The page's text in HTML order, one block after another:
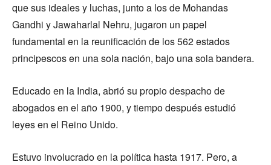
que sus ideales y luchas, junto a los de Mohandas
Gandhi y Jawaharlal Nehru, jugaron un papel
fundamental en la reunificación de los 562 estados
principescos en una sola nación, bajo una sola bandera.
Educado en la India, abrió su propio despacho de
abogados en el año 1900, y tiempo después estudió
leyes en el Reino Unido.
Estuvo involucrado en la política hasta 1917. Pero, a